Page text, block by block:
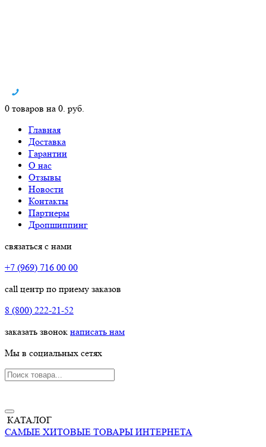
0 товаров на 0. руб.
Главная
Доставка
Гарантии
О нас
Отзывы
Новости
Контакты
Партнеры
Дропшиппинг
связаться с нами
+7 (969) 716 00 00
call центр по приему заказов
8 (800) 222-21-52
заказать звонок написать нам
Мы в социальных сетях
КАТАЛОГ
САМЫЕ ХИТОВЫЕ ТОВАРЫ ИНТЕРНЕТА